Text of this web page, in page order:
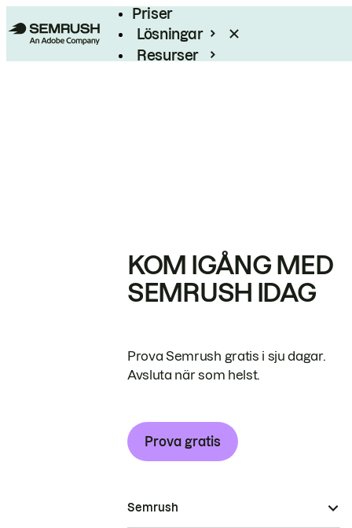
Priser
Lösningar
Resurser
KOM IGÅNG MED
SEMRUSH IDAG
Prova Semrush gratis i sju dagar.
Avsluta när som helst.
Prova gratis
Semrush